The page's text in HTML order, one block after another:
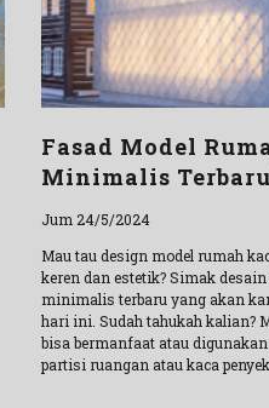
Fasad Model
Minimalis
Jum 24/5/2024
Mau tau design model rumah
keren dan estetik? Simak
minimalis terbaru yang akan
hari ini. Sudah tahukah kalian?
bisa bermanfaat atau digunakan
partisi ruangan atau kaca